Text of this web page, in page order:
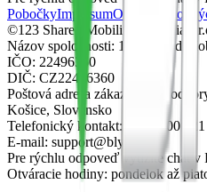
PobočkyImpresumOchrana
©123 Shared Mobility Slovakia
Názov spoločnosti: 123 Shared
IČO: 22496360
DIČ: CZ22496360
Poštová adresa zákazníckej
Košice, Slovensko
Telefonický kontakt: +421 800 221
E-mail: support@blynkr.sk
Pre rýchlu odpoveď využite chat v
Otváracie hodiny: pondelok až